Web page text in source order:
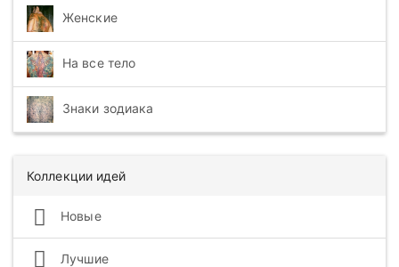
Женские
На все тело
Знаки зодиака
Коллекции идей
Новые
Лучшие